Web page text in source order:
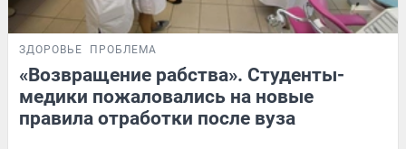
ЗДОРОВЬЕ ПРОБЛЕМА
«Возвращение рабства». Студенты-
медики пожаловались на новые
правила отработки после вуза